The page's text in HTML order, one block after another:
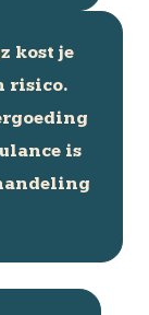
kost je
risico.
is